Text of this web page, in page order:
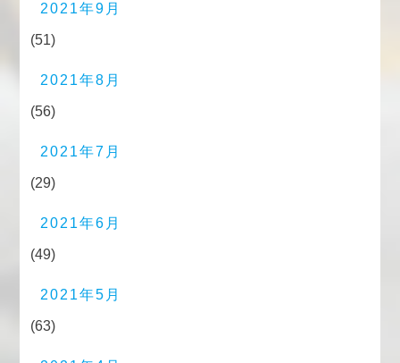
2021年9月
(51)
2021年8月
(56)
2021年7月
(29)
2021年6月
(49)
2021年5月
(63)